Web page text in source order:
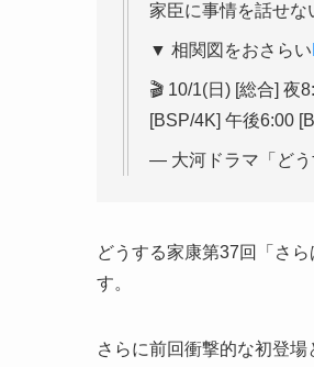
家臣に事情を話せ
▼ 相関図をおさらい
🎬 10/1(日) [総合] 夜
[BSP/4K] 午後6:00
— 大河ドラマ「ど
どうする家康第37回「さ
す。
さらに前回衝撃的な初登